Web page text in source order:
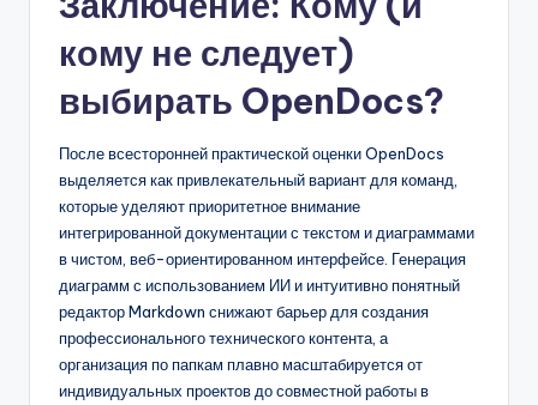
кому не следует)
выбирать OpenDocs?
После всесторонней практической оценки OpenDocs
выделяется как привлекательный вариант для команд,
которые уделяют приоритетное внимание
интегрированной документации с текстом и диаграммами
в чистом, веб-ориентированном интерфейсе. Генерация
диаграмм с использованием ИИ и интуитивно понятный
редактор Markdown снижают барьер для создания
профессионального технического контента, а
организация по папкам плавно масштабируется от
индивидуальных проектов до совместной работы в